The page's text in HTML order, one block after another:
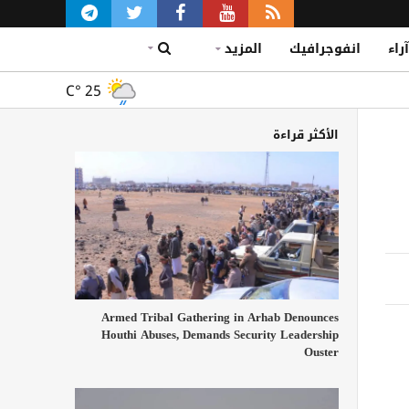
آراء انفوجرافيك المزيد
C° 25
الأكثر قراءة
Armed Tribal Gathering in Arhab Denounces
Houthi Abuses, Demands Security Leadership
Ouster